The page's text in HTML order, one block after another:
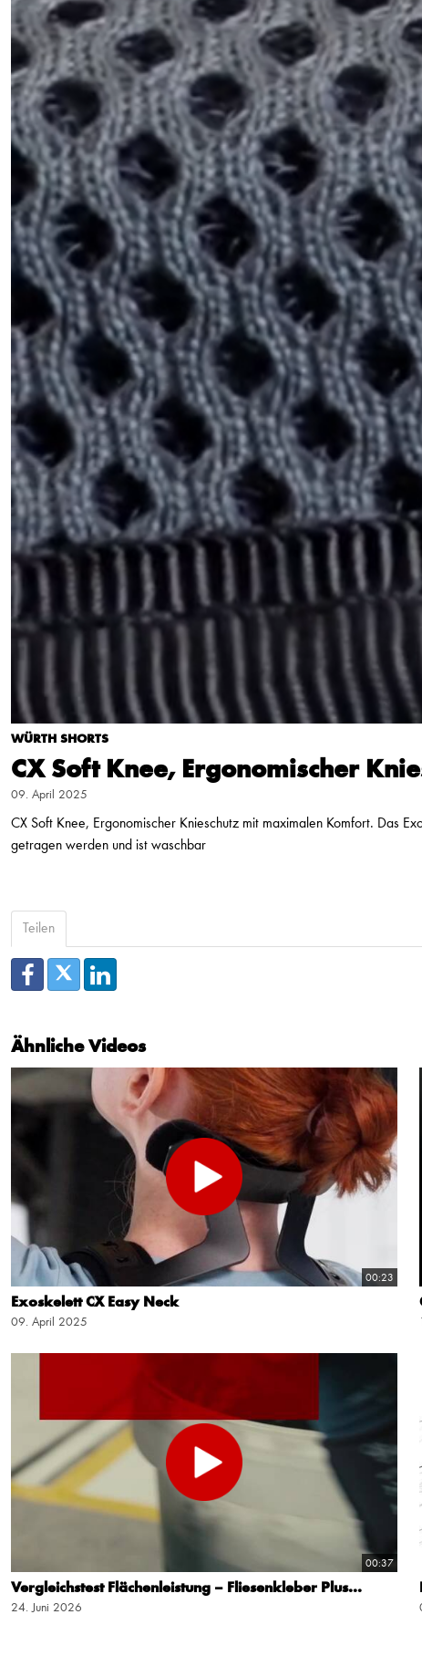
WÜRTH SHORTS
CX Soft Knee, Ergonomischer
09. April 2025
CX Soft Knee, Ergonomischer Knieschutz mit maximalen Komfort. Das
getragen werden und ist waschbar
Teilen
Ähnliche Videos
00:23
Exoskelett CX Easy Neck
09. April 2025
00:37
Vergleichstest Flächenleistung – Fliesenkleber Plus...
24. Juni 2026